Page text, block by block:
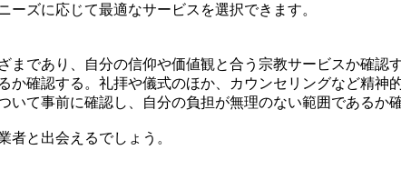
ズに応じて最適なサービスを選択できます。
であり、自分の信仰や価値観と合う宗教サービスか確認
確認する。礼拝や儀式のほか、カウンセリングなど精神
て事前に確認し、自分の負担が無理のない範囲であるか
者と出会えるでしょう。